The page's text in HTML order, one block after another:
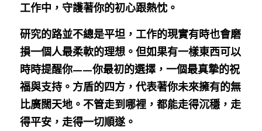
工作中，守護著你的初心跟熱忱。
研究的路並不總是平坦，工作的現實有時也會磨
損一個人最柔軟的理想。但如果有一樣東西可以
時時提醒你——你最初的選擇，一個最真摯的祝
福與支持。方盾的四方，代表著你未來擁有的無
比廣闊天地。不管走到哪裡，都能走得沉穩，走
得平安，走得一切順遂。